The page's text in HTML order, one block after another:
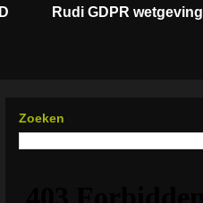
Rudi GDPR wetgeving
Zoeken